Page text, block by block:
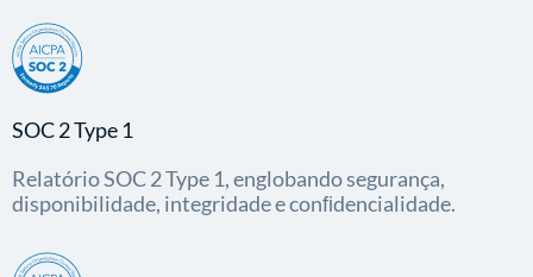
SOC 2 Type 1
Relatório SOC 2 Type 1, englobando segurança,
disponibilidade, integridade e conﬁdencialidade.